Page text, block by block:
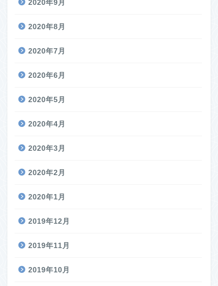
2020年9月
2020年8月
2020年7月
2020年6月
2020年5月
2020年4月
2020年3月
2020年2月
2020年1月
2019年12月
2019年11月
2019年10月